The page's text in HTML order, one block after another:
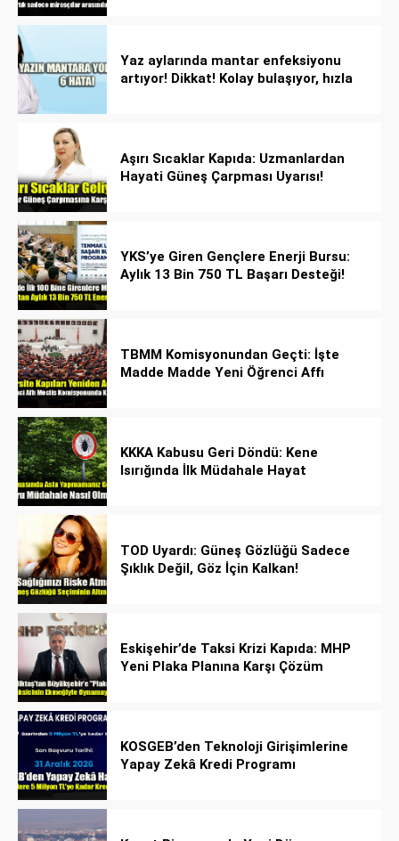
Yaz aylarında mantar enfeksiyonu
artıyor! Dikkat! Kolay bulaşıyor, hızla
Aşırı Sıcaklar Kapıda: Uzmanlardan
Hayati Güneş Çarpması Uyarısı!
YKS’ye Giren Gençlere Enerji Bursu:
Aylık 13 Bin 750 TL Başarı Desteği!
TBMM Komisyonundan Geçti: İşte
Madde Madde Yeni Öğrenci Affı
KKKA Kabusu Geri Döndü: Kene
Isırığında İlk Müdahale Hayat
TOD Uyardı: Güneş Gözlüğü Sadece
Şıklık Değil, Göz İçin Kalkan!
Eskişehir’de Taksi Krizi Kapıda: MHP
Yeni Plaka Planına Karşı Çözüm
KOSGEB’den Teknoloji Girişimlerine
Yapay Zekâ Kredi Programı